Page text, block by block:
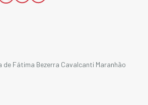
de Fátima Bezerra Cavalcanti Maranhão